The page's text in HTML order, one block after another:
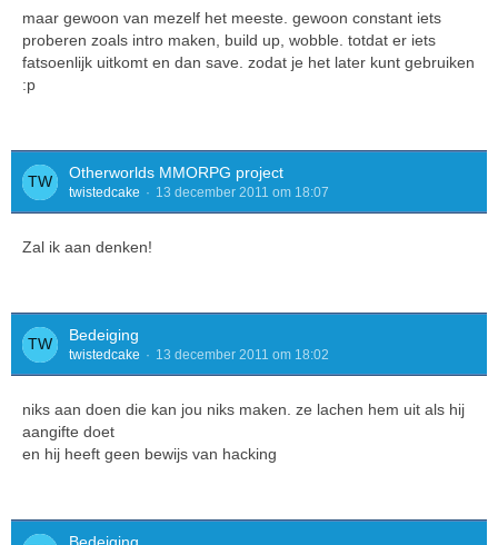
maar gewoon van mezelf het meeste. gewoon constant iets
proberen zoals intro maken, build up, wobble. totdat er iets
fatsoenlijk uitkomt en dan save. zodat je het later kunt gebruiken
:p
Otherworlds MMORPG project
twistedcake 13 december 2011 om 18:07
Zal ik aan denken!
Bedeiging
twistedcake 13 december 2011 om 18:02
niks aan doen die kan jou niks maken. ze lachen hem uit als hij
aangifte doet
en hij heeft geen bewijs van hacking